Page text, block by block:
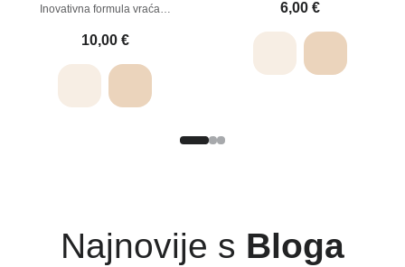
Inovativna formula vraća…
10,00 €
6,00 €
Najnovije s Bloga